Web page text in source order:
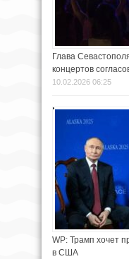
Глава
концертов
10.02.2026 06:25
WP: Трамп хочет
в США